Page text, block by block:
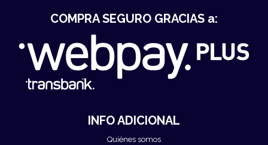
INFO ADICIONAL
Quiénes somos
COMPRA SEGURO GRACIAS a: